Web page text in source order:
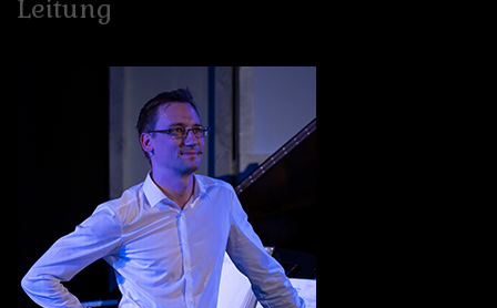
Leitung